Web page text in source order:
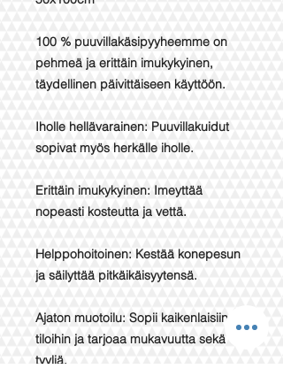
100 % puuvillakäsipyyheemme on
pehmeä ja erittäin imukykyinen,
täydellinen päivittäiseen käyttöön.
Iholle hellävarainen: Puuvillakuidut
sopivat myös herkälle iholle.
Erittäin imukykyinen: Imeyttää
nopeasti kosteutta ja vettä.
Helppohoitoinen: Kestää konepesun
ja säilyttää pitkäikäisyytensä.
Ajaton muotoilu: Sopii kaikenlaisiin
tiloihin ja tarjoaa mukavuutta sekä
tyyliä.